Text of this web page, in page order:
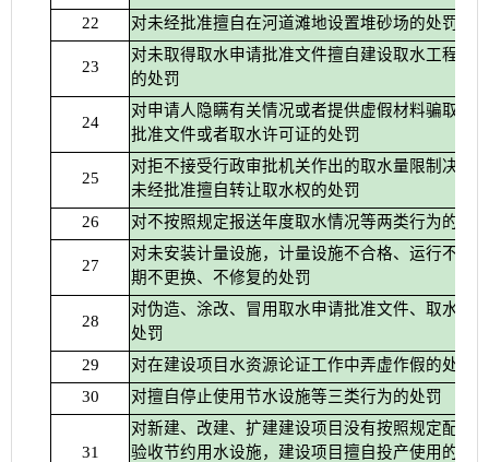
22 对未经批准擅自在河道滩地设置堆砂场的处罚
23
对未取得取水申请批准文件擅自建设取水工程或
的处罚
24
对申请人隐瞒有关情况或者提供虚假材料骗取取
批准文件或者取水许可证的处罚
25
对拒不接受行政审批机关作出的取水量限制决定
未经批准擅自转让取水权的处罚
26 对不按照规定报送年度取水情况等两类行为的处
27
对未安装计量设施，计量设施不合格、运行不正
期不更换、不修复的处罚
28
对伪造、涂改、冒用取水申请批准文件、取水许
处罚
29 对在建设项目水资源论证工作中弄虚作假的处罚
30 对擅自停止使用节水设施等三类行为的处罚
31
对新建、改建、扩建建设项目没有按照规定配套
验收节约用水设施，建设项目擅自投产使用的等